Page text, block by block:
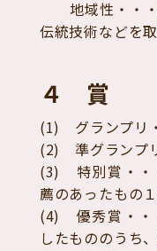
地域性・・・
伝統技術などを
４ 賞
(1) グランプリ
(2) 準グランプ
(3) 特別賞・・
薦のあったもの
(4) 優秀賞・・
したもののうち